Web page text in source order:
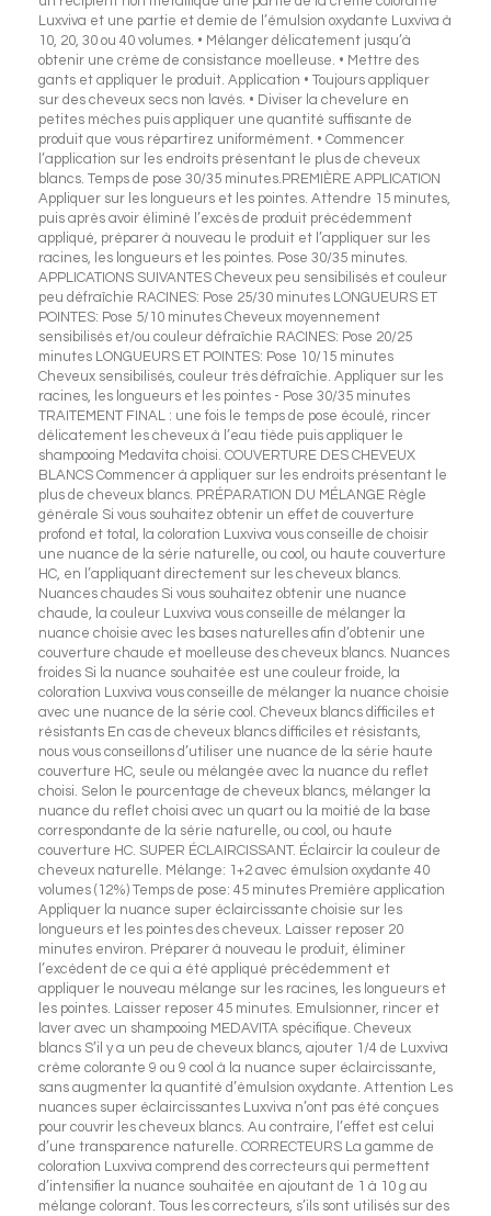
Luxviva et une partie et demie de l’émulsion oxydante Luxviva à
10, 20, 30 ou 40 volumes. • Mélanger délicatement jusqu’à
obtenir une crème de consistance moelleuse. • Mettre des
gants et appliquer le produit. Application • Toujours appliquer
sur des cheveux secs non lavés. • Diviser la chevelure en
petites mèches puis appliquer une quantité suffisante de
produit que vous répartirez uniformément. • Commencer
l’application sur les endroits présentant le plus de cheveux
blancs. Temps de pose 30/35 minutes.PREMIÈRE APPLICATION
Appliquer sur les longueurs et les pointes. Attendre 15 minutes,
puis après avoir éliminé l’excès de produit précédemment
appliqué, préparer à nouveau le produit et l’appliquer sur les
racines, les longueurs et les pointes. Pose 30/35 minutes.
APPLICATIONS SUIVANTES Cheveux peu sensibilisés et couleur
peu défraîchie RACINES: Pose 25/30 minutes LONGUEURS ET
POINTES: Pose 5/10 minutes Cheveux moyennement
sensibilisés et/ou couleur défraîchie RACINES: Pose 20/25
minutes LONGUEURS ET POINTES: Pose 10/15 minutes
Cheveux sensibilisés, couleur très défraîchie. Appliquer sur les
racines, les longueurs et les pointes - Pose 30/35 minutes
TRAITEMENT FINAL : une fois le temps de pose écoulé, rincer
délicatement les cheveux à l’eau tiède puis appliquer le
shampooing Medavita choisi. COUVERTURE DES CHEVEUX
BLANCS Commencer à appliquer sur les endroits présentant le
plus de cheveux blancs. PRÉPARATION DU MÉLANGE Règle
générale Si vous souhaitez obtenir un effet de couverture
profond et total, la coloration Luxviva vous conseille de choisir
une nuance de la série naturelle, ou cool, ou haute couverture
HC, en l’appliquant directement sur les cheveux blancs.
Nuances chaudes Si vous souhaitez obtenir une nuance
chaude, la couleur Luxviva vous conseille de mélanger la
nuance choisie avec les bases naturelles afin d’obtenir une
couverture chaude et moelleuse des cheveux blancs. Nuances
froides Si la nuance souhaitée est une couleur froide, la
coloration Luxviva vous conseille de mélanger la nuance choisie
avec une nuance de la série cool. Cheveux blancs difficiles et
résistants En cas de cheveux blancs difficiles et résistants,
nous vous conseillons d’utiliser une nuance de la série haute
couverture HC, seule ou mélangée avec la nuance du reflet
choisi. Selon le pourcentage de cheveux blancs, mélanger la
nuance du reflet choisi avec un quart ou la moitié de la base
correspondante de la série naturelle, ou cool, ou haute
couverture HC. SUPER ÉCLAIRCISSANT. Éclaircir la couleur de
cheveux naturelle. Mélange: 1+2 avec émulsion oxydante 40
volumes (12%) Temps de pose: 45 minutes Première application
Appliquer la nuance super éclaircissante choisie sur les
longueurs et les pointes des cheveux. Laisser reposer 20
minutes environ. Préparer à nouveau le produit, éliminer
l’excédent de ce qui a été appliqué précédemment et
appliquer le nouveau mélange sur les racines, les longueurs et
les pointes. Laisser reposer 45 minutes. Emulsionner, rincer et
laver avec un shampooing MEDAVITA spécifique. Cheveux
blancs S’il y a un peu de cheveux blancs, ajouter 1/4 de Luxviva
crème colorante 9 ou 9 cool à la nuance super éclaircissante,
sans augmenter la quantité d’émulsion oxydante. Attention Les
nuances super éclaircissantes Luxviva n’ont pas été conçues
pour couvrir les cheveux blancs. Au contraire, l’effet est celui
d’une transparence naturelle. CORRECTEURS La gamme de
coloration Luxviva comprend des correcteurs qui permettent
d’intensifier la nuance souhaitée en ajoutant de 1 à 10 g au
mélange colorant. Tous les correcteurs, s’ils sont utilisés sur des